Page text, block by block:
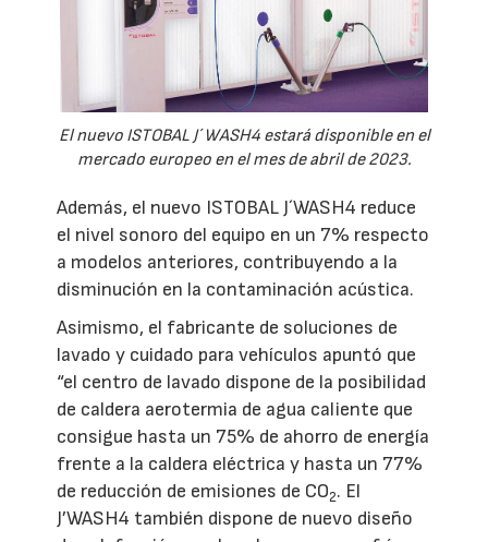
El nuevo ISTOBAL J´ WASH4 estará disponible en el
mercado europeo en el mes de abril de 2023.
Además, el nuevo ISTOBAL J´WASH4 reduce
el nivel sonoro del equipo en un 7% respecto
a modelos anteriores, contribuyendo a la
disminución en la contaminación acústica.
Asimismo, el fabricante de soluciones de
lavado y cuidado para vehículos apuntó que
“el centro de lavado dispone de la posibilidad
de caldera aerotermia de agua caliente que
consigue hasta un 75% de ahorro de energía
frente a la caldera eléctrica y hasta un 77%
de reducción de emisiones de CO2. El
J’WASH4 también dispone de nuevo diseño